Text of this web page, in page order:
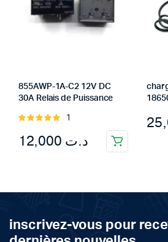
855AWP-1A-C2 12V DC
30A Relais de Puissance
Rated
1
د.ت
inscrivez-vous pour